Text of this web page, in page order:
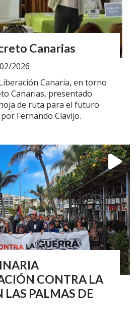
Canarias
2026
Canaria, en torno
Canarias, presentado
de ruta para el futuro
Fernando Clavijo.
CONTRA LA
LAS PALMAS DE